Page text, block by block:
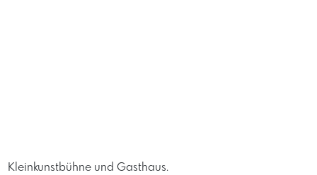
Kleinkunstbühne und Gasthaus.